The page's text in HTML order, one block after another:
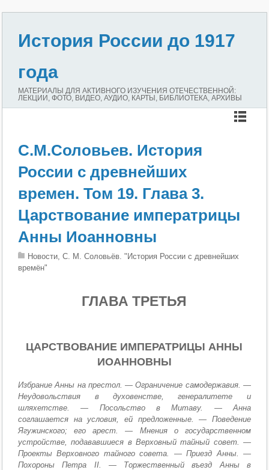
История России до 1917
года
МАТЕРИАЛЫ ДЛЯ АКТИВНОГО ИЗУЧЕНИЯ ОТЕЧЕСТВЕННОЙ:
ЛЕКЦИИ, ФОТО, ВИДЕО, АУДИО, КАРТЫ, БИБЛИОТЕКА, АРХИВЫ
С.М.Соловьев. История
России с древнейших
времен. Том 19. Глава 3.
Царствование императрицы
Анны Иоанновны
Новости, С. М. Соловьёв. "История России с древнейших
времён"
ГЛАВА ТРЕТЬЯ
ЦАРСТВОВАНИЕ ИМПЕРАТРИЦЫ АННЫ
ИОАННОВНЫ
Избрание Анны на престол. — Ограничение самодержавия. —
Неудовольствия в духовенстве, генералитете и
шляхетстве. — Посольство в Митаву. — Анна
соглашается на условия, ей предложенные. — Поведение
Ягужинского; его арест. — Мнения о государственном
устройстве, подававшиеся в Верховный тайный совет. —
Проекты Верховного тайного совета. — Приезд Анны. —
Похороны Петра II. — Торжественный въезд Анны в